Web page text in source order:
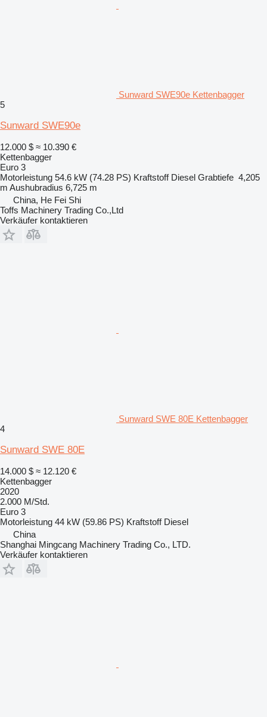
Sunward SWE90e Kettenbagger
5
Sunward SWE90e
12.000 $ ≈ 10.390 €
Kettenbagger
Euro 3
Motorleistung 54.6 kW (74.28 PS) Kraftstoff Diesel Grabtiefe 4,205
m Aushubradius 6,725 m
China, He Fei Shi
Toffs Machinery Trading Co.,Ltd
Verkäufer kontaktieren
Sunward SWE 80E Kettenbagger
4
Sunward SWE 80E
14.000 $ ≈ 12.120 €
Kettenbagger
2020
2.000 M/Std.
Euro 3
Motorleistung 44 kW (59.86 PS) Kraftstoff Diesel
China
Shanghai Mingcang Machinery Trading Co., LTD.
Verkäufer kontaktieren